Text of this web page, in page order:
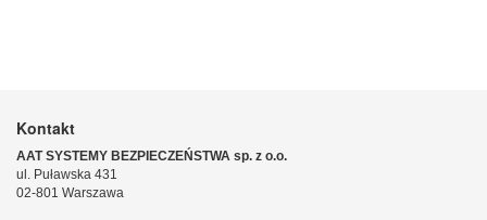
Kontakt
AAT SYSTEMY BEZPIECZEŃSTWA sp. z o.o.
ul. Puławska 431
02-801 Warszawa